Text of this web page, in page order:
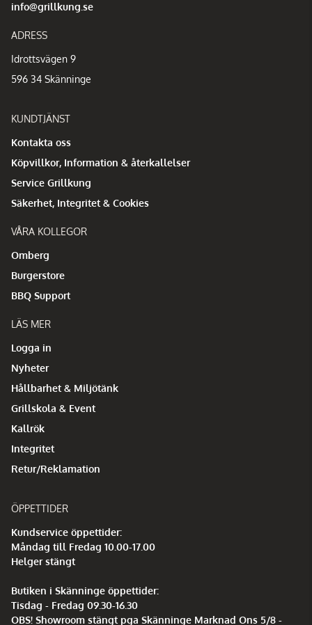
info@grillkung.se
ADRESS
Idrottsvägen 9
596 34 Skänninge
KUNDTJÄNST
Kontakta oss
Köpvillkor, Information & återkallelser
Service Grillkung
Säkerhet, Integritet & Cookies
VÅRA KOLLEGOR
Omberg
Burgerstore
BBQ Support
LÄS MER
Logga in
Nyheter
Hållbarhet & Miljötänk
Grillskola & Event
Kallrök
Integritet
Retur/Reklamation
ÖPPETTIDER
Kundservice öppettider:
Måndag till Fredag 10.00-17.00
Helger stängt
Butiken i Skänninge öppettider:
Tisdag - Fredag 09.30-16.30
OBS! Showroom stängt pga Skänninge Marknad Ons 5/8 -